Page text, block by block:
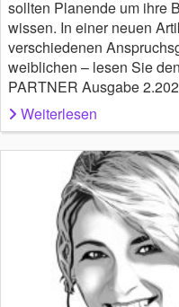
sollten Planende um ihre
wissen. In einer neuen
verschiedenen
weiblichen – lesen Sie
PARTNER Ausgabe
Weiterlesen